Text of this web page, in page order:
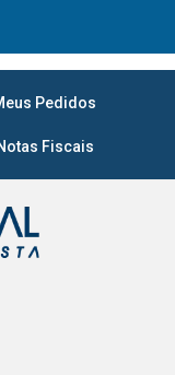
Pedidos
Fiscais